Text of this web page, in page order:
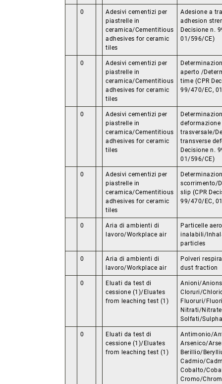
0
Adesivi cementizi per
piastrelle in
ceramica/Cementitious
adhesives for ceramic
tiles
Adesione a
adhesion
Decisione n.
01/596/CE)
0
Adesivi cementizi per
piastrelle in
ceramica/Cementitious
adhesives for ceramic
tiles
aperto /
time (CPR
99/470/EC,
0
Adesivi cementizi per
piastrelle in
ceramica/Cementitious
adhesives for ceramic
tiles
deformazione
trasversale/
transverse
Decisione n.
01/596/CE)
0
Adesivi cementizi per
piastrelle in
ceramica/Cementitious
adhesives for ceramic
tiles
scorrimento/
slip (CPR
99/470/EC,
0
Aria di ambienti di
lavoro/Workplace air
Particelle
inalabili/
particles
0
Aria di ambienti di
lavoro/Workplace air
Polveri
dust fraction
0
Eluati da test di
cessione (1)/Eluates
from leaching test (1)
Anioni/
Cloruri/
Fluoruri/
Nitrati/
Solfati/
0
Eluati da test di
cessione (1)/Eluates
from leaching test (1)
Antimonio/
Arsenico/
Berillio/
Cadmio/
Cobalto/
Cromo/